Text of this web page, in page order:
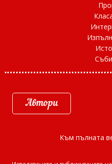
Автори
Към пълната